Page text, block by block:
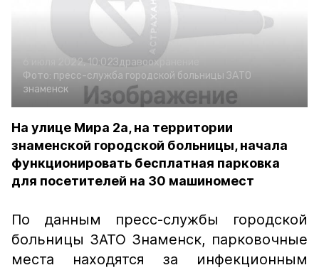
6 июля 2022, 10:02Здравоохранение
Фото: пресс-служба городской больницы ЗАТО
знаменск
На улице Мира 2а, на территории
знаменской городской больницы, начала
функционировать бесплатная парковка
для посетителей на 30 машиномест
По данным пресс-службы городской
больницы ЗАТО Знаменск, парковочные
места находятся за инфекционным